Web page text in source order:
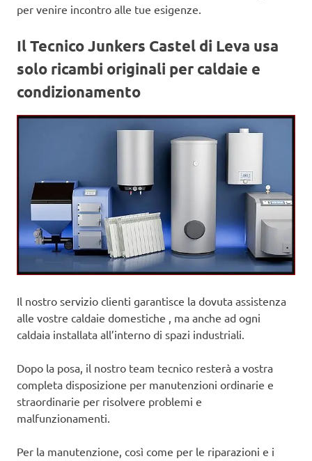
per venire incontro alle tue esigenze.
Il Tecnico Junkers Castel di Leva usa
solo ricambi originali per caldaie e
condizionamento
Il nostro servizio clienti garantisce la dovuta assistenza
alle vostre caldaie domestiche , ma anche ad ogni
caldaia installata all’interno di spazi industriali.
Dopo la posa, il nostro team tecnico resterà a vostra
completa disposizione per manutenzioni ordinarie e
straordinarie per risolvere problemi e
malfunzionamenti.
Per la manutenzione, così come per le riparazioni e i